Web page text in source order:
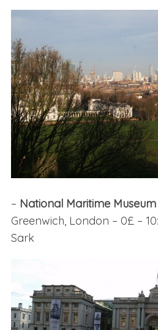
– National Maritime Museum
Greenwich, London – 0£ –
Sark